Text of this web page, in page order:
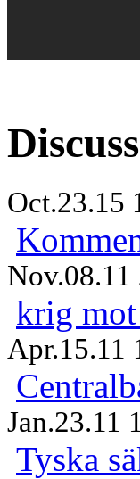
Oct.23.15
Nov.08.11
krig
Apr.15.11
Jan.23.11
Tyska